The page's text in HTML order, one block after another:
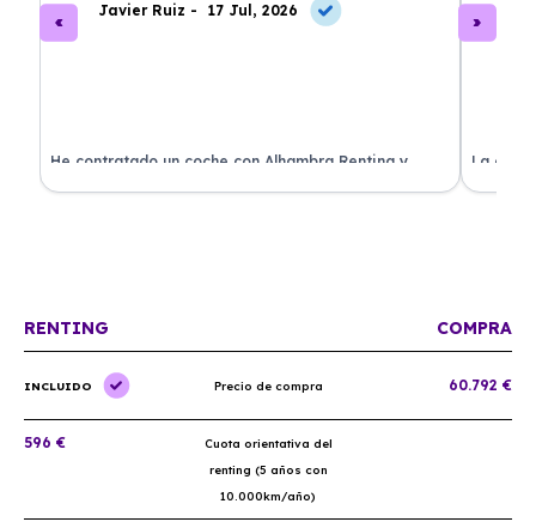
Javier Ruiz - 17 Jul, 2026
He contratado un coche con Alhambra Renting y
estoy impresionado. Todo ha sido transparente y sin
La
RENTING COMPRA
INCLUIDO Precio de compra 60.792 €
596 €
Cuota orientativa del
renting (5 años con
10.000km/año)